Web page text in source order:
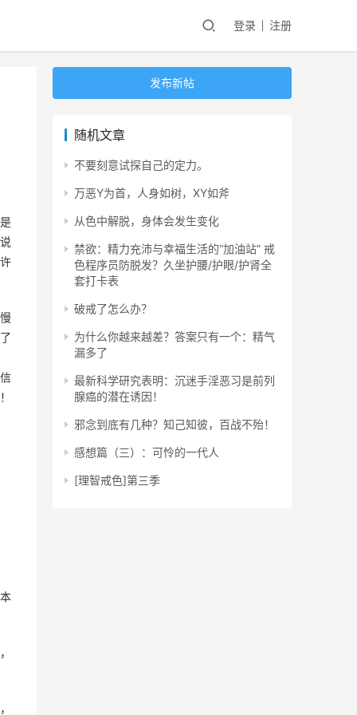
登录 注册
发布新帖
随机文章
不要刻意试探自己的定力。
万恶Y为首，人身如树，XY如斧
从色中解脱，身体会发生变化
禁欲：精力充沛与幸福生活的“加油站”​ 戒
色程序员防脱发？久坐护腰/护眼/护肾全
套打卡表
破戒了怎么办？
为什么你越来越差？答案只有一个：精气
漏多了
最新科学研究表明：沉迷手淫恶习是前列
腺癌的潜在诱因！
邪念到底有几种？知己知彼，百战不殆！
感想篇（三）：可怜的一代人
[理智戒色]第三季